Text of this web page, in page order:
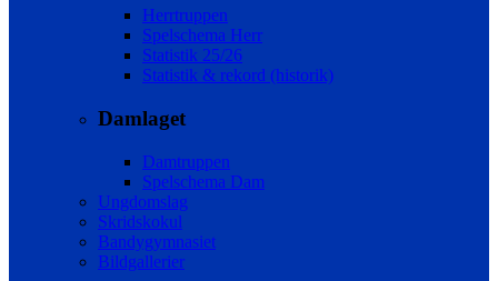
Herrtruppen
Spelschema Herr
Statistik 25/26
Statistik & rekord (historik)
Damlaget
Damtruppen
Spelschema Dam
Ungdomslag
Skridskokul
Bandygymnasiet
Bildgallerier